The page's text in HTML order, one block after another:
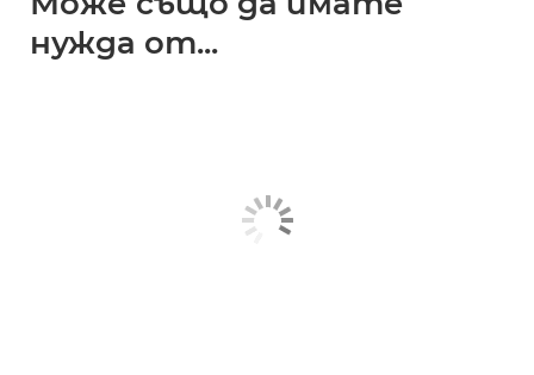
нужда от...